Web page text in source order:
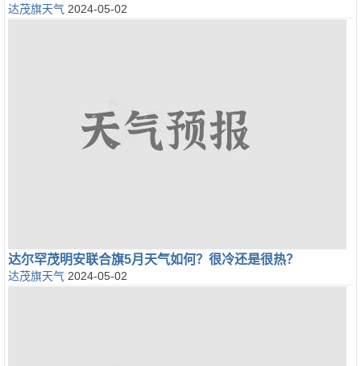
达茂旗天气 2024-05-02
达尔罕茂明安联合旗5月天气如何？很冷还是很热？
达茂旗天气 2024-05-02